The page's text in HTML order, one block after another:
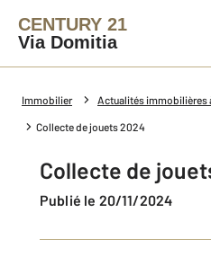
CENTURY 21
Via Domitia
Immobilier Actualités immobilières
Collecte de jouets 2024
Collecte de
Publié le 20/11/2024